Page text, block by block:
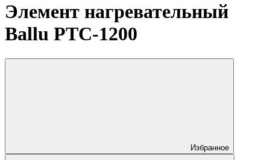
Элемент нагревательный
Ballu PTC-1200
Избранное